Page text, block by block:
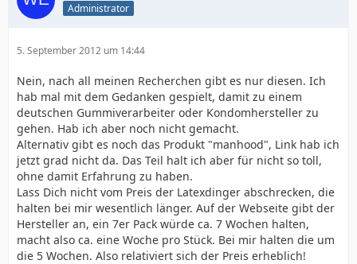
Administrator
5. September 2012 um 14:44
Nein, nach all meinen Recherchen gibt es nur diesen. Ich
hab mal mit dem Gedanken gespielt, damit zu einem
deutschen Gummiverarbeiter oder Kondomhersteller zu
gehen. Hab ich aber noch nicht gemacht.
Alternativ gibt es noch das Produkt "manhood", Link hab ich
jetzt grad nicht da. Das Teil halt ich aber für nicht so toll,
ohne damit Erfahrung zu haben.
Lass Dich nicht vom Preis der Latexdinger abschrecken, die
halten bei mir wesentlich länger. Auf der Webseite gibt der
Hersteller an, ein 7er Pack würde ca. 7 Wochen halten,
macht also ca. eine Woche pro Stück. Bei mir halten die um
die 5 Wochen. Also relativiert sich der Preis erheblich!